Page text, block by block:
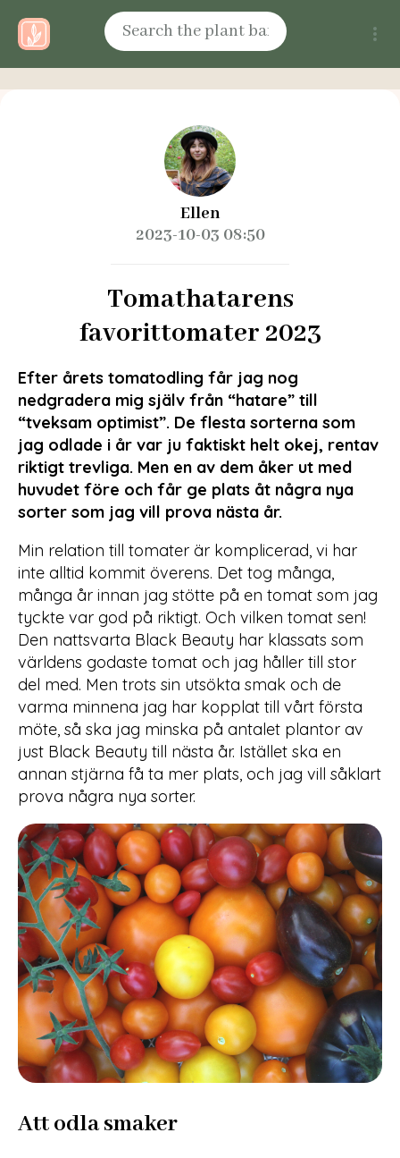
Ellen
2023-10-03 08:50
Tomathatarens
favorittomater 2023
Efter årets tomatodling får jag nog
nedgradera mig själv från “hatare” till
“tveksam optimist”. De flesta sorterna som
jag odlade i år var ju faktiskt helt okej, rentav
riktigt trevliga. Men en av dem åker ut med
huvudet före och får ge plats åt några nya
sorter som jag vill prova nästa år.
Min relation till tomater är komplicerad, vi har
inte alltid kommit överens. Det tog många,
många år innan jag stötte på en tomat som jag
tyckte var god på riktigt. Och vilken tomat sen!
Den nattsvarta Black Beauty har klassats som
världens godaste tomat och jag håller till stor
del med. Men trots sin utsökta smak och de
varma minnena jag har kopplat till vårt första
möte, så ska jag minska på antalet plantor av
just Black Beauty till nästa år. Istället ska en
annan stjärna få ta mer plats, och jag vill såklart
prova några nya sorter.
Att odla smaker